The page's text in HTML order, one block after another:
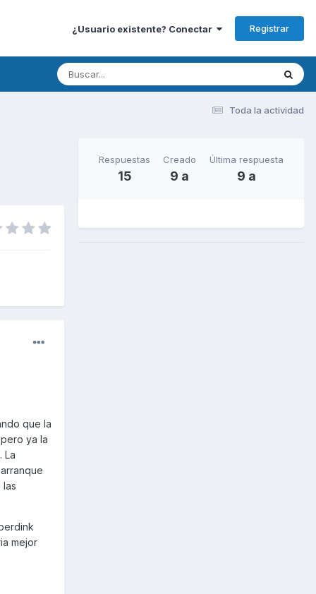
¿Usuario existente? Conectar Registrar
Toda la actividad
que la
ya la
La
las
mejor
Respuestas
15
Creado
9 a
Última respuesta
9 a